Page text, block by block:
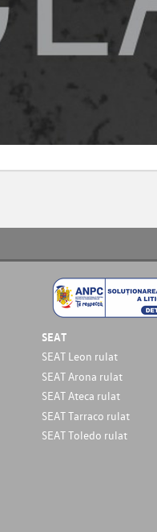
SEAT
SEAT Leon rulat
SEAT Arona rulat
SEAT Ateca rulat
SEAT Tarraco rulat
SEAT Toledo rulat